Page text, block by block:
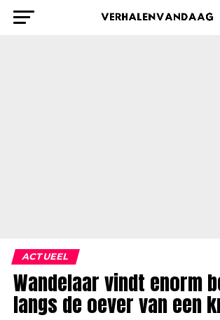
ACTUEEL
Wandelaar vindt enorm
langs de oever van een